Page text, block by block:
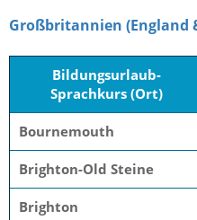
Großbritannien (England
Bildungsurlaub-
Sprachkurs (Ort)
Bournemouth
Brighton-Old Steine
Brighton